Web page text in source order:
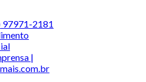
97971-2181
|